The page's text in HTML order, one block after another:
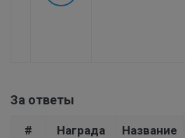
За ответы
# Награда
Название